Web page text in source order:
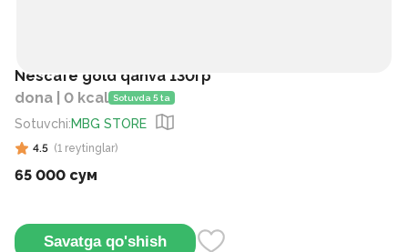
Nescafe gold qahva 130гр
dona | 0 kcal Sotuvda 5 ta
Sotuvchi:MBG STORE
4.5 (1 reytinglar)
65 000 сум
Savatga qo'shish